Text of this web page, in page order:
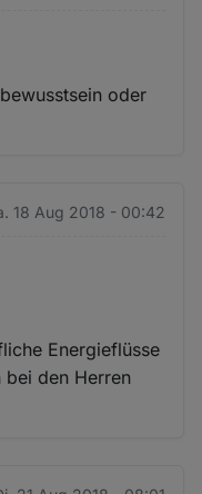
oder
18 Aug 2018 - 00:42
Energieflüsse
den Herren